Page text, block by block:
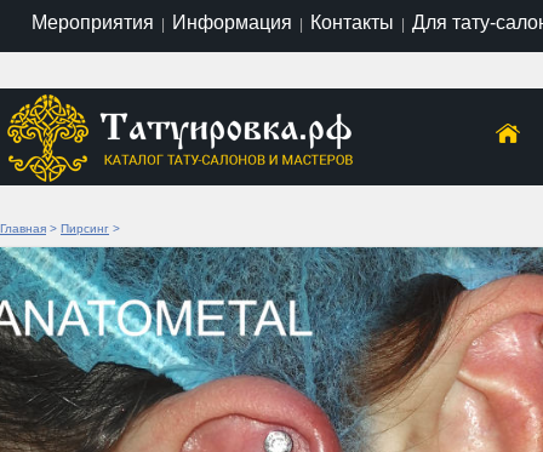
Мероприятия | Информация | Контакты | Для тату-
Главная > Пирсинг >